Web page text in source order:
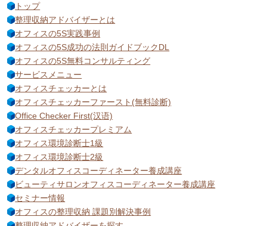
トップ
整理収納アドバイザーとは
オフィスの5S実践事例
オフィスの5S成功の法則ガイドブックDL
オフィスの5S無料コンサルティング
サービスメニュー
オフィスチェッカーとは
オフィスチェッカーファースト(無料診断)
Office Checker First(汉语)
オフィスチェッカープレミアム
オフィス環境診断士1級
オフィス環境診断士2級
デンタルオフィスコーディネーター養成講座
ビューティサロンオフィスコーディネーター養成講座
セミナー情報
オフィスの整理収納 課題別解決事例